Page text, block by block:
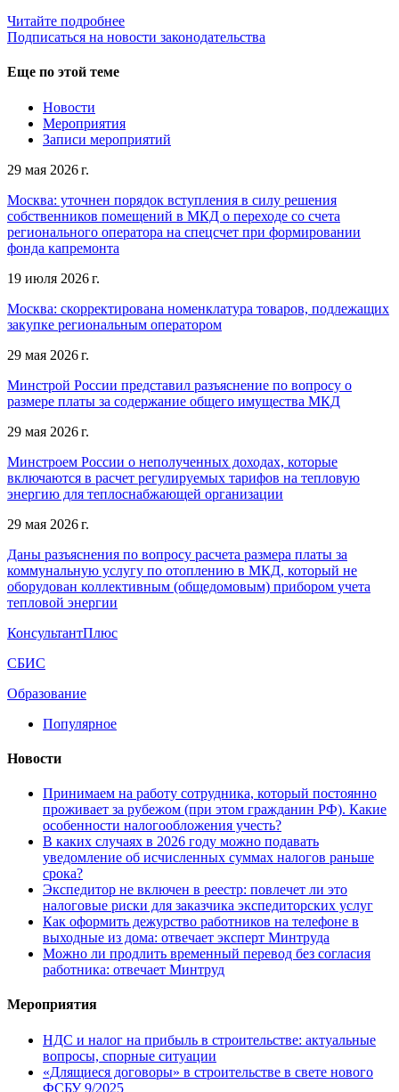
Читайте подробнее
Подписаться на новости законодательства
Еще по этой теме
Новости
Мероприятия
Записи мероприятий
29 мая 2026 г.
Москва: уточнен порядок вступления в силу решения
собственников помещений в МКД о переходе со счета
регионального оператора на спецсчет при формировании
фонда капремонта
19 июля 2026 г.
Москва: скорректирована номенклатура товаров, подлежащих
закупке региональным оператором
29 мая 2026 г.
Минстрой России представил разъяснение по вопросу о
размере платы за содержание общего имущества МКД
29 мая 2026 г.
Минстроем России о неполученных доходах, которые
включаются в расчет регулируемых тарифов на тепловую
энергию для теплоснабжающей организации
29 мая 2026 г.
Даны разъяснения по вопросу расчета размера платы за
коммунальную услугу по отоплению в МКД, который не
оборудован коллективным (общедомовым) прибором учета
тепловой энергии
КонсультантПлюс
СБИС
Образование
Популярное
Новости
Принимаем на работу сотрудника, который постоянно
проживает за рубежом (при этом гражданин РФ). Какие
особенности налогообложения учесть?
В каких случаях в 2026 году можно подавать
уведомление об исчисленных суммах налогов раньше
срока?
Экспедитор не включен в реестр: повлечет ли это
налоговые риски для заказчика экспедиторских услуг
Как оформить дежурство работников на телефоне в
выходные из дома: отвечает эксперт Минтруда
Можно ли продлить временный перевод без согласия
работника: отвечает Минтруд
Мероприятия
НДС и налог на прибыль в строительстве: актуальные
вопросы, спорные ситуации
«Длящиеся договоры» в строительстве в свете нового
ФСБУ 9/2025